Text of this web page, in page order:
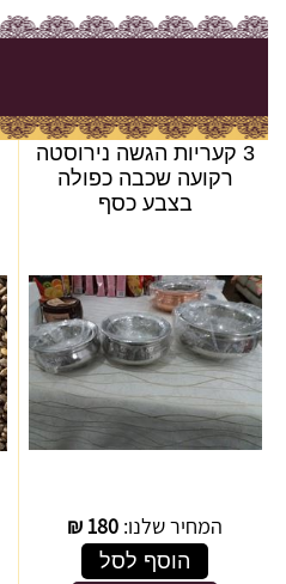
3 קעריות הגשה נירוסטה
רקועה שכבה כפולה
בצבע כסף
המחיר שלנו: 180
₪
הוסף לסל